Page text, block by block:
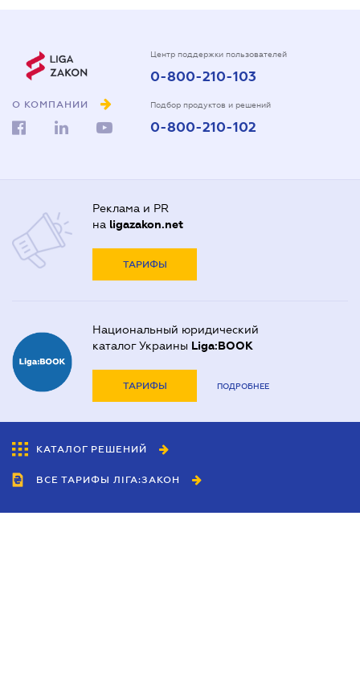
О КОМПАНИИ
Центр поддержки пользователей
0-800-210-103
Подбор продуктов и решений
0-800-210-102
Реклама и PR
на ligazakon.net
ТАРИФЫ
Национальный юридический
каталог Украины Liga:BOOK
ТАРИФЫ ПОДРОБНЕЕ
КАТАЛОГ РЕШЕНИЙ
ВСЕ ТАРИФЫ ЛІГА:ЗАКОН